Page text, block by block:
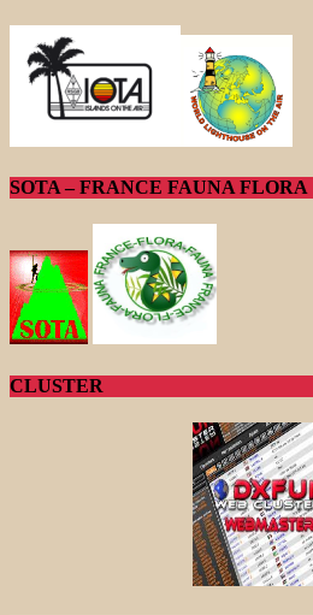
SOTA – FRANCE FAUNA FLORA
CLUSTER